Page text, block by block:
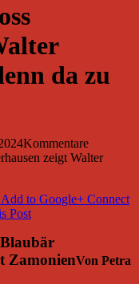
da zu
Kommentare
zeigt Walter
Add to Google+ Connect
Post
ZamonienVon Petra